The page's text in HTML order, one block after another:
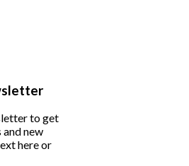
to get
new
here or